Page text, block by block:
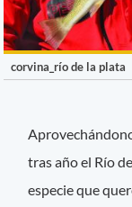
corvina_río de la plata
tras año el Río
especie que